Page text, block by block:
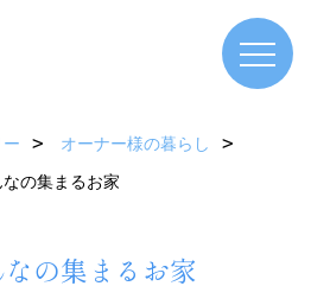
オーナー様の暮らし
の集まるお家
の集まるお家